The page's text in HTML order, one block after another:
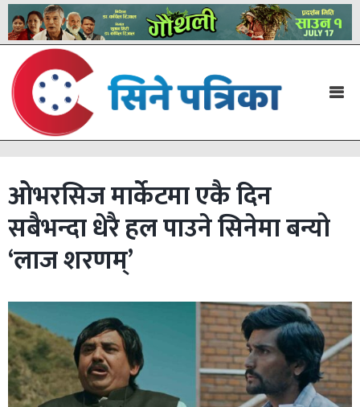
ओभरसिज मार्केटमा एकै दिन
सबैभन्दा धेरै हल पाउने सिनेमा बन्यो
‘लाज शरणम्’